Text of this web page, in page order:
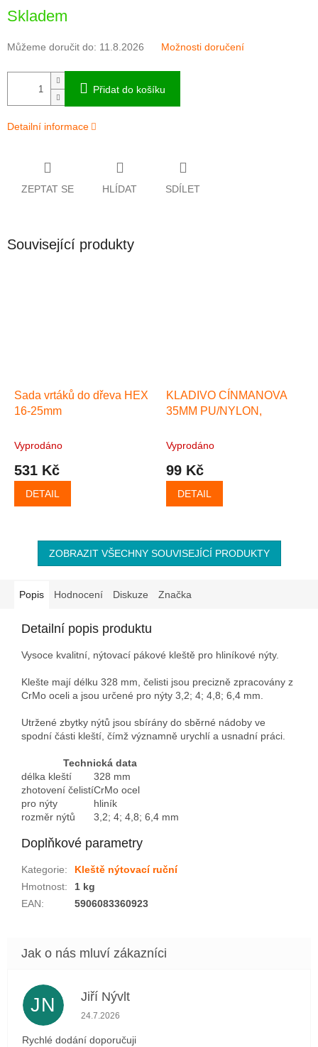
cena:
Skladem
Můžeme doručit do: 11.8.2026 Možnosti doručení
Přidat do košíku
Detailní informace
ZEPTAT SE HLÍDAT SDÍLET
Související produkty
Sada vrtáků do dřeva HEX
16-25mm
Vyprodáno
531 Kč
DETAIL
KLADIVO CÍNMANOVA
35MM PU/NYLON,
Vyprodáno
99 Kč
DETAIL
ZOBRAZIT VŠECHNY SOUVISEJÍCÍ PRODUKTY
Popis Hodnocení Diskuze Značka
Detailní popis produktu
Vysoce kvalitní, nýtovací pákové kleště pro hliníkové nýty.
Klešte mají délku 328 mm, čelisti jsou precizně zpracovány z
CrMo oceli a jsou určené pro nýty 3,2; 4; 4,8; 6,4 mm.
Utržené zbytky nýtů jsou sbírány do sběrné nádoby ve
spodní části kleští, čímž významně urychlí a usnadní práci.
Technická data
délka kleští
328 mm
zhotovení čelistíCrMo ocel
pro nýty
hliník
rozměr nýtů
3,2; 4; 4,8; 6,4 mm
Doplňkové parametry
Kategorie:
Kleště nýtovací ruční
Hmotnost:
1 kg
EAN: 5906083360923
JN Jiří Nývlt
Hodnocení obchodu je 5 z 5 hvězdiček.
24.7.2026
Rychlé dodání doporučuji